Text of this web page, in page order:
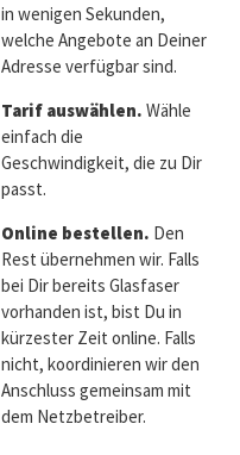
in wenigen Sekunden,
welche Angebote an Deiner
Adresse verfügbar sind.
Tarif auswählen. Wähle
einfach die
Geschwindigkeit, die zu Dir
passt.
Online bestellen. Den
Rest übernehmen wir. Falls
bei Dir bereits Glasfaser
vorhanden ist, bist Du in
kürzester Zeit online. Falls
nicht, koordinieren wir den
Anschluss gemeinsam mit
dem Netzbetreiber.